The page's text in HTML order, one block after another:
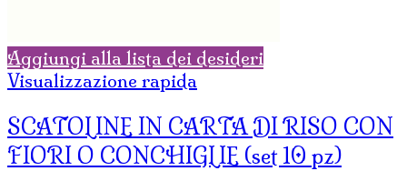
Aggiungi alla lista dei desideri
Visualizzazione rapida
SCATOLINE IN CARTA DI RISO CON
FIORI O CONCHIGLIE (set 10 pz)